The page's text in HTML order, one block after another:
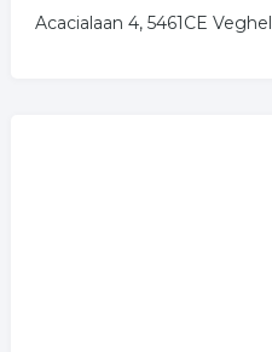
Acacialaan 4, 5461CE Veghel